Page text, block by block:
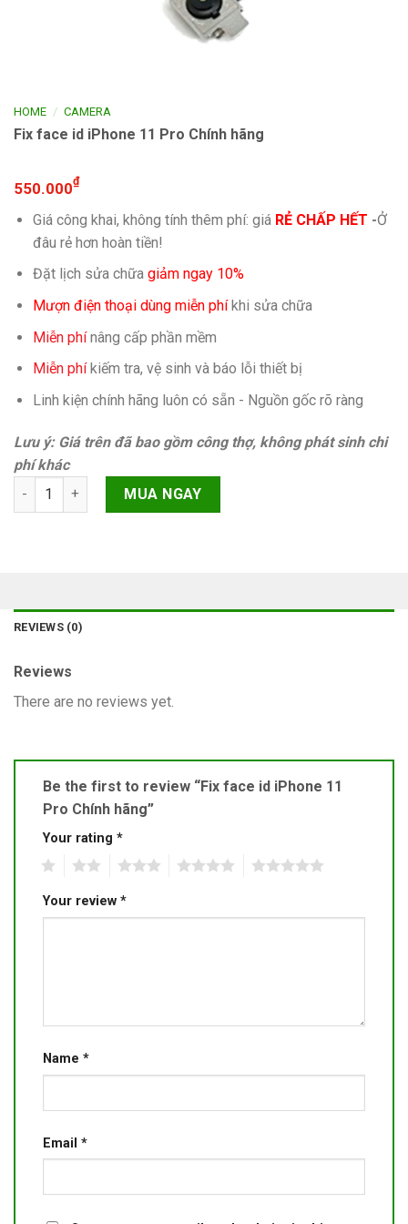
HOME / CAMERA
Fix face id iPhone 11 Pro Chính hãng
550.000₫
Giá công khai, không tính thêm phí: giá RẺ CHẤP HẾT -Ở
đâu rẻ hơn hoàn tiền!
Đặt lịch sửa chữa giảm ngay 10%
Mượn điện thoại dùng miễn phíkhi sửa chữa
Miễn phínâng cấp phần mềm
Miễn phíkiếm tra, vệ sinh và báo lỗi thiết bị
Linh kiện chính hãng luôn có sẵn - Nguồn gốc rõ ràng
Lưu ý: Giá trên đã bao gồm công thợ, không phát sinh chi
phí khác
Fix face id iPhone 11 Pro Chính hãng quantity
MUA NGAY
REVIEWS (0)
Reviews
There are no reviews yet.
Be the first to review “Fix face id iPhone 11
Pro Chính hãng”
Your rating *
Your review *
Name *
Email *